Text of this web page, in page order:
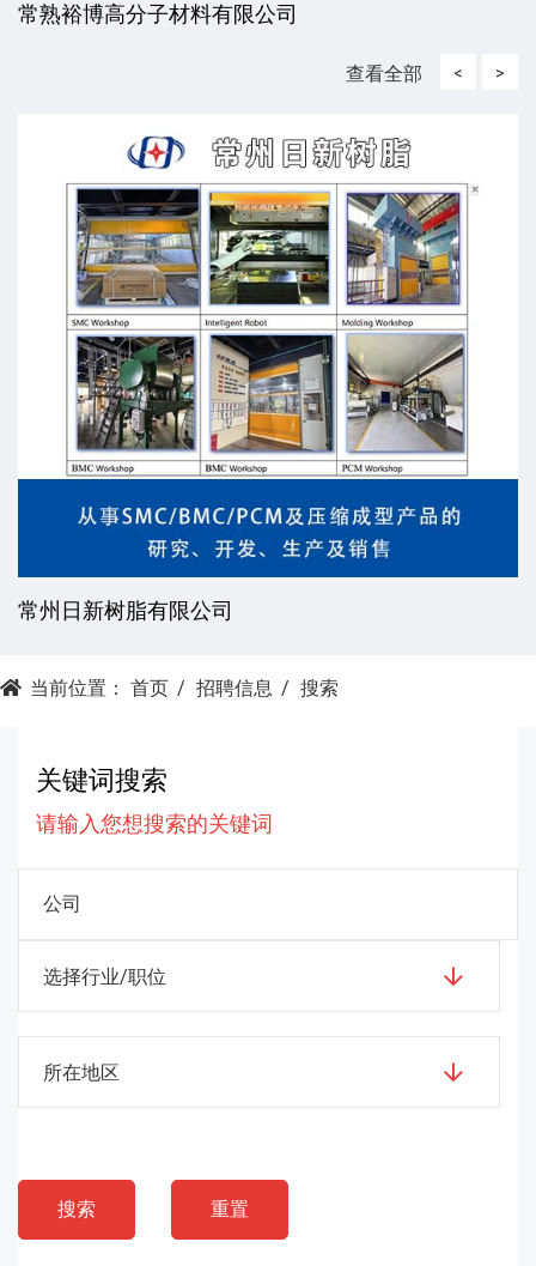
常熟裕博高分子材料有限公司
查看全部 <
常州日新树脂有限公司
>
当前位置： 首页 招聘信息 搜索
关键词搜索
请输入您想搜索的关键词
选择行业/职位
所在地区
搜索 重置